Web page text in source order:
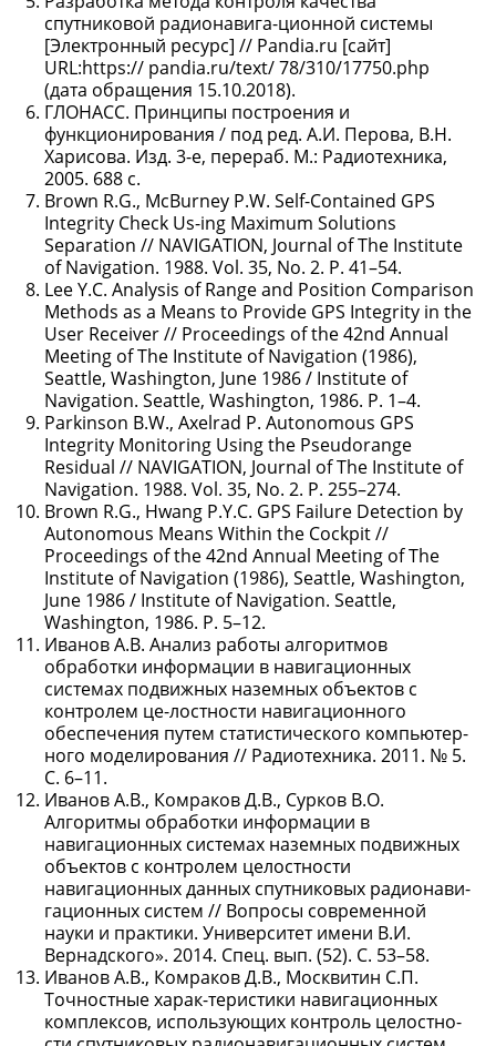
спутниковой радионавига-ционной системы
[Электронный ресурс] // Pandia.ru [сайт]
URL:https:// pandia.ru/text/ 78/310/17750.php
(дата обращения 15.10.2018).
ГЛОНАСС. Принципы построения и
функционирования / под ред. А.И. Перова, В.Н.
Харисова. Изд. 3-е, перераб. М.: Радиотехника,
2005. 688 с.
Brown R.G., McBurney P.W. Self-Contained GPS
Integrity Check Us-ing Maximum Solutions
Separation // NAVIGATION, Journal of The Institute
of Navigation. 1988. Vol. 35, No. 2. P. 41–54.
Lee Y.C. Analysis of Range and Position Comparison
Methods as a Means to Provide GPS Integrity in the
User Receiver // Proceedings of the 42nd Annual
Meeting of The Institute of Navigation (1986),
Seattle, Washington, June 1986 / Institute of
Navigation. Seattle, Washington, 1986. P. 1–4.
Parkinson B.W., Axelrad P. Autonomous GPS
Integrity Monitoring Using the Pseudorange
Residual // NAVIGATION, Journal of The Institute of
Navigation. 1988. Vol. 35, No. 2. P. 255–274.
Brown R.G., Hwang P.Y.C. GPS Failure Detection by
Autonomous Means Within the Cockpit //
Proceedings of the 42nd Annual Meeting of The
Institute of Navigation (1986), Seattle, Washington,
June 1986 / Institute of Navigation. Seattle,
Washington, 1986. P. 5–12.
Иванов А.В. Анализ работы алгоритмов
обработки информации в навигационных
системах подвижных наземных объектов с
контролем це-лостности навигационного
обеспечения путем статистического компьютер-
ного моделирования // Радиотехника. 2011. № 5.
С. 6–11.
Иванов А.В., Комраков Д.В., Сурков В.О.
Алгоритмы обработки информации в
навигационных системах наземных подвижных
объектов с контролем целостности
навигационных данных спутниковых радионави-
гационных систем // Вопросы современной
науки и практики. Университет имени В.И.
Вернадского». 2014. Спец. вып. (52). С. 53–58.
Иванов А.В., Комраков Д.В., Москвитин С.П.
Точностные харак-теристики навигационных
комплексов, использующих контроль целостно-